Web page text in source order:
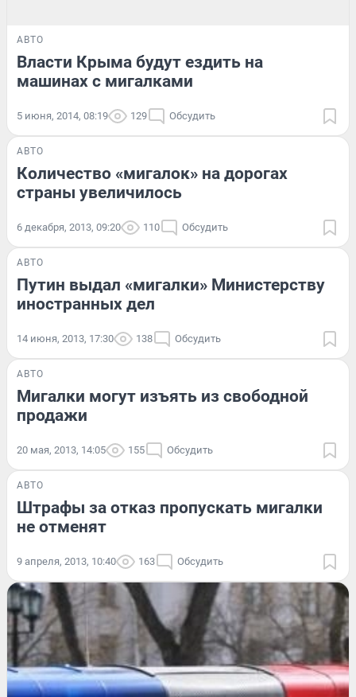
АВТО
Власти Крыма будут ездить на
машинах с мигалками
5 июня, 2014, 08:19 129 Обсудить
АВТО
Количество «мигалок» на дорогах
страны увеличилось
6 декабря, 2013, 09:20 110 Обсудить
АВТО
Путин выдал «мигалки» Министерству
иностранных дел
14 июня, 2013, 17:30 138 Обсудить
АВТО
Мигалки могут изъять из свободной
продажи
20 мая, 2013, 14:05 155 Обсудить
АВТО
Штрафы за отказ пропускать мигалки
не отменят
9 апреля, 2013, 10:40 163 Обсудить